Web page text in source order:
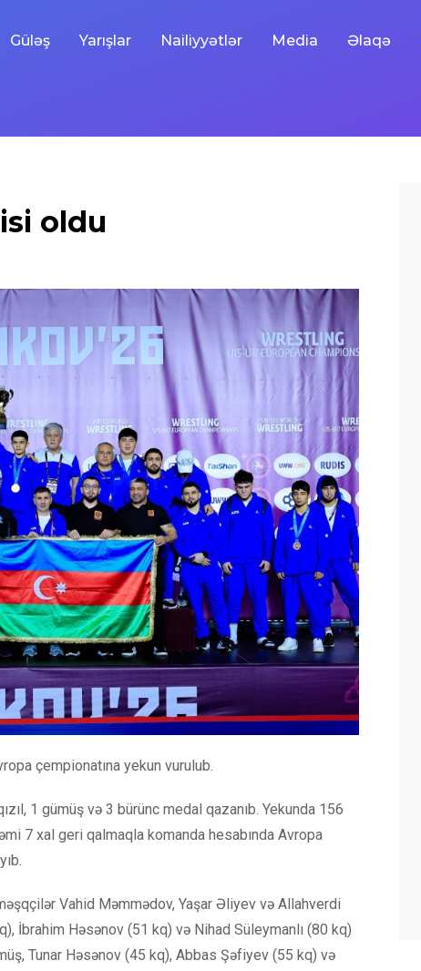
Güləş Yarışlar Nailiyyətlər Media Əlaqə
oldu
çempionatına yekun vurulub.
1 gümüş və 3 bürünc medal qazanıb. Yekunda 156
7 xal geri qalmaqla komanda hesabında Avropa
Vahid Məmmədov, Yaşar Əliyev və Allahverdi
İbrahim Həsənov (51 kq) və Nihad Süleymanlı (80 kq)
Tunar Həsənov (45 kq), Abbas Şəfiyev (55 kq) və